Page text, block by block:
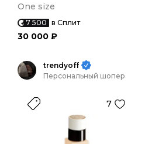
One size
7 500 в Сплит
30 000 ₽
trendyoff
Персональный шопер
7